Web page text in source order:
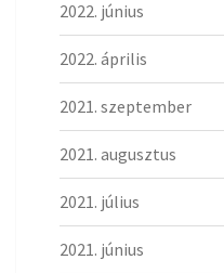
2022. június
2022. április
2021. szeptember
2021. augusztus
2021. július
2021. június